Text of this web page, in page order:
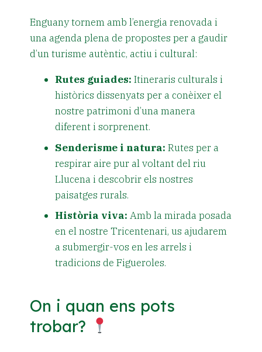
Enguany tornem amb l’energia renovada i
una agenda plena de propostes per a gaudir
d’un turisme autèntic, actiu i cultural:
Rutes guiades: Itineraris culturals i
històrics dissenyats per a conèixer el
nostre patrimoni d’una manera
diferent i sorprenent.
Senderisme i natura: Rutes per a
respirar aire pur al voltant del riu
Llucena i descobrir els nostres
paisatges rurals.
Història viva: Amb la mirada posada
en el nostre Tricentenari, us ajudarem
a submergir-vos en les arrels i
tradicions de Figueroles.
On i quan ens pots
trobar?